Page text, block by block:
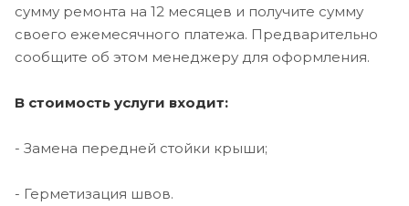
сумму ремонта на 12 месяцев и получите сумму
своего ежемесячного платежа. Предварительно
сообщите об этом менеджеру для оформления.
В стоимость услуги входит:
- Замена передней стойки крыши;
- Герметизация швов.